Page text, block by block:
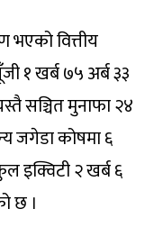
भएको वित्तीय
१ खर्ब ७५ अर्ब ३३
सञ्चित मुनाफा २४
जगेडा कोषमा ६
इक्विटी २ खर्ब ६
छ ।